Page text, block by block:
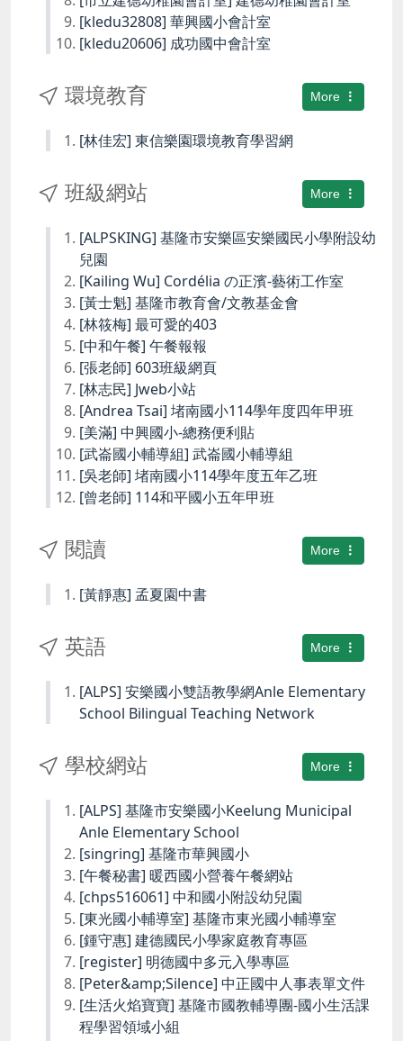
[kledu32808] 華興國小會計室
[kledu20606] 成功國中會計室
More
環境教育
[林佳宏] 東信樂園環境教育學習網
More
班級網站
[ALPSKING] 基隆市安樂區安樂國民小學附設幼
兒園
[Kailing Wu] Cordélia の正濱-藝術工作室
[黃士魁] 基隆市教育會/文教基金會
[林筱梅] 最可愛的403
[中和午餐] 午餐報報
[張老師] 603班級網頁
[林志民] Jweb小站
[Andrea Tsai] 堵南國小114學年度四年甲班
[美滿] 中興國小-總務便利貼
[武崙國小輔導組] 武崙國小輔導組
[吳老師] 堵南國小114學年度五年乙班
[曾老師] 114和平國小五年甲班
More
閱讀
[黃靜惠] 孟夏園中書
More
英語
[ALPS] 安樂國小雙語教學網Anle Elementary
School Bilingual Teaching Network
More
學校網站
[ALPS] 基隆市安樂國小Keelung Municipal
Anle Elementary School
[singring] 基隆市華興國小
[午餐秘書] 暖西國小營養午餐網站
[chps516061] 中和國小附設幼兒園
[東光國小輔導室] 基隆市東光國小輔導室
[鍾守惠] 建德國民小學家庭教育專區
[register] 明德國中多元入學專區
[Peter&amp;Silence] 中正國中人事表單文件
[生活火焰寶寶] 基隆市國教輔導團-國小生活課
程學習領域小組